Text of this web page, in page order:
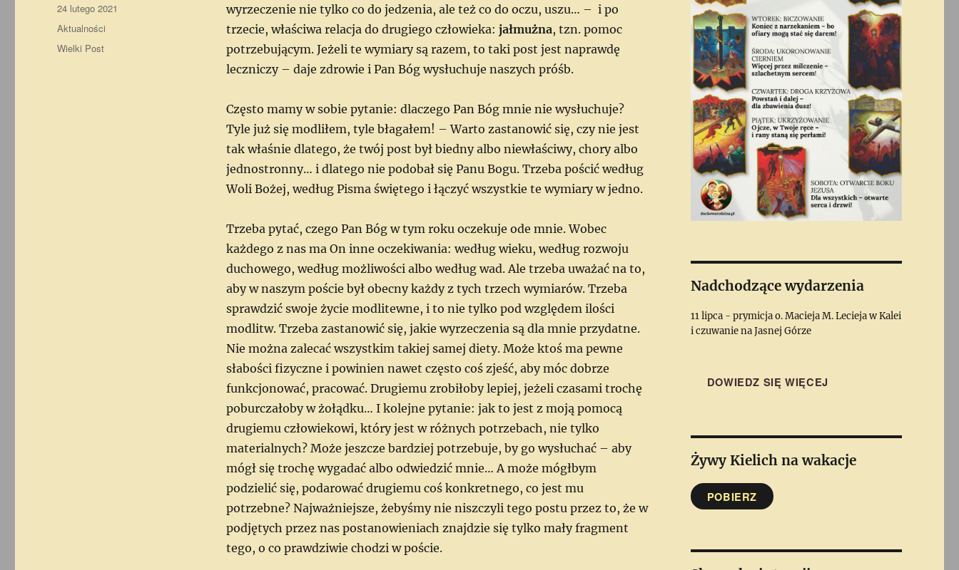
wyrzeczenie nie tylko co do jedzenia, ale też co do oczu, uszu… – i po
trzecie, właściwa relacja do drugiego człowieka: jałmużna, tzn. pomoc
potrzebującym. Jeżeli te wymiary są razem, to taki post jest naprawdę
leczniczy – daje zdrowie i Pan Bóg wysłuchuje naszych próśb.
Często mamy w sobie pytanie: dlaczego Pan Bóg mnie nie wysłuchuje?
Tyle już się modliłem, tyle błagałem! – Warto zastanowić się, czy nie jest
tak właśnie dlatego, że twój post był biedny albo niewłaściwy, chory albo
jednostronny… i dlatego nie podobał się Panu Bogu. Trzeba pościć według
Woli Bożej, według Pisma świętego i łączyć wszystkie te wymiary w jedno.
Trzeba pytać, czego Pan Bóg w tym roku oczekuje ode mnie. Wobec
każdego z nas ma On inne oczekiwania: według wieku, według rozwoju
duchowego, według możliwości albo według wad. Ale trzeba uważać na to,
aby w naszym poście był obecny każdy z tych trzech wymiarów. Trzeba
sprawdzić swoje życie modlitewne, i to nie tylko pod względem ilości
modlitw. Trzeba zastanowić się, jakie wyrzeczenia są dla mnie przydatne.
Nie można zalecać wszystkim takiej samej diety. Może ktoś ma pewne
słabości fizyczne i powinien nawet często coś zjeść, aby móc dobrze
funkcjonować, pracować. Drugiemu zrobiłoby lepiej, jeżeli czasami trochę
poburczałoby w żołądku… I kolejne pytanie: jak to jest z moją pomocą
drugiemu człowiekowi, który jest w różnych potrzebach, nie tylko
materialnych? Może jeszcze bardziej potrzebuje, by go wysłuchać – aby
mógł się trochę wygadać albo odwiedzić mnie… A może mógłbym
podzielić się, podarować drugiemu coś konkretnego, co jest mu
potrzebne? Najważniejsze, żebyśmy nie niszczyli tego postu przez to, że w
podjętych przez nas postanowieniach znajdzie się tylko mały fragment
tego, o co prawdziwie chodzi w poście.
Data
publikacji
24 lutego 2021
Kategorie
Aktualności
Tagi
Wielki Post
Nadchodzące wydarzenia
11 lipca - prymicja o. Macieja M. Lecieja w Kalei
i czuwanie na Jasnej Górze
DOWIEDZ SIĘ WIĘCEJ
Żywy Kielich na wakacje
POBIERZ